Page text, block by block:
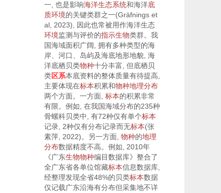
一, 也是影响海洋生态系统和海洋底
质环境的关键类群之一(Gräfnings et
al, 2023), 因此也常被用作海洋生态
环境监测与评价的指示生物类群。我
国海域面积广阔, 拥有多种类型的海
岸、河口、岛屿及海底地形地貌, 海
洋底栖贝类物种十分丰富, 但底栖贝
类区系本底资料的整体质量有待提高,
主要体现在标本积累和物种地理分布
两个方面。一方面, 标本的积累非常
有限。例如, 在我国海域分布的235种
骨螺科贝类中, 有72种仅有单个标本
记录, 2种仅有分布记录而无标本(张
素萍, 2022)。另一方面, 物种的地理
分布数据精度不高。例如, 2010年
《广东生物物种编目数据库》整合了
全广东省各单位馆藏标本信息数据库,
经整理发现全省48%的贝类标本数据
仅记载广东沿海有分布但采集地不详